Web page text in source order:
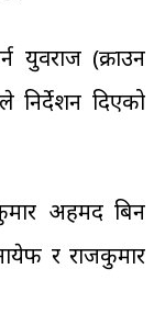
युवराज (क्राउन
निर्देशन दिएको
अहमद बिन
र राजकुमार